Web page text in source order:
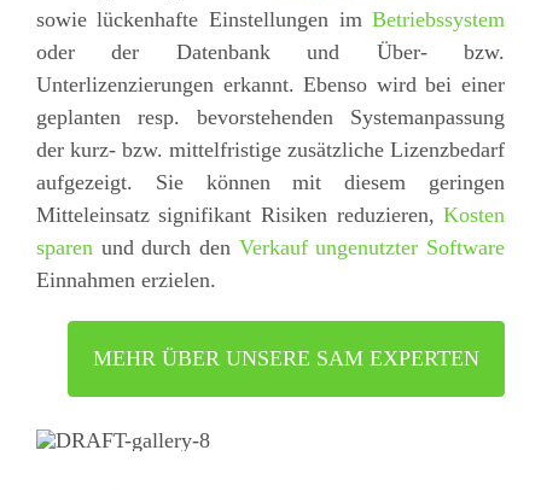
sowie lückenhafte Einstellungen imBetriebssystem
oder der Datenbank und Über- bzw.
Unterlizenzierungen erkannt. Ebenso wird bei einer
geplanten resp. bevorstehenden Systemanpassung
der kurz- bzw. mittelfristige zusätzliche Lizenzbedarf
aufgezeigt. Sie können mit diesem geringen
Mitteleinsatz signifikant Risiken reduzieren,Kosten
sparen und durch den Verkauf ungenutzter Software
Einnahmen erzielen.
MEHR ÜBER UNSERE SAM EXPERTEN